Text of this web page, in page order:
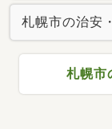
札幌市の治安
札幌市